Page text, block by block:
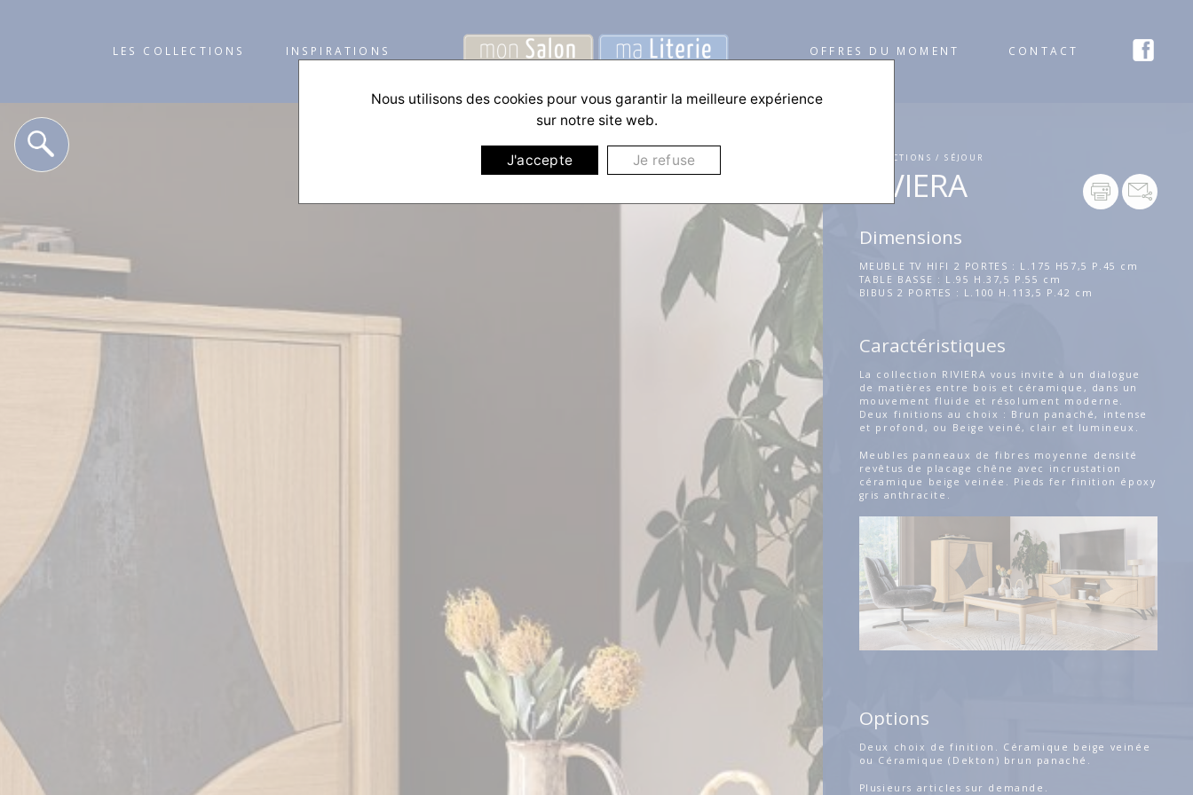
LES COLLECTIONS INSPIRATIONS OFFRES DU MOMENT CONTACT
COLLECTIONS / SÉJOUR
RIVIERA
Dimensions
MEUBLE TV HIFI 2 PORTES : L.175 H57,5 P.45 cm
TABLE BASSE : L.95 H.37,5 P.55 cm
BIBUS 2 PORTES : L.100 H.113,5 P.42 cm
Caractéristiques
La collection RIVIERA vous invite à un dialogue
de matières entre bois et céramique, dans un
mouvement fluide et résolument moderne.
Deux finitions au choix : Brun panaché, intense
et profond, ou Beige veiné, clair et lumineux.
Meubles panneaux de fibres moyenne densité
revêtus de placage chêne avec incrustation
céramique beige veinée. Pieds fer finition époxy
gris anthracite.
Options
Deux choix de finition. Céramique beige veinée
ou Céramique (Dekton) brun panaché.
Plusieurs articles sur demande.
Nous utilisons des cookies pour vous garantir la meilleure expérience
sur notre site web.
J'accepte Je refuse